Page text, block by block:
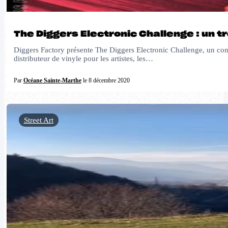
The Diggers Electronic Challenge : un
Diggers Factory présente The Diggers Electronic Challenge, un
distributeur de vinyle pour les artistes, les…
Par Océane Sainte-Marthele 8 décembre 2020
Street Art